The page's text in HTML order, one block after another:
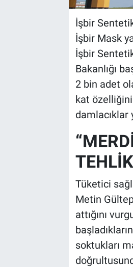
İşbir
İşbir Mask
İşbir
Bakanlığı
2 bin adet
kat
damlacıklar
Tüketici
Metin
attığını
soktukları